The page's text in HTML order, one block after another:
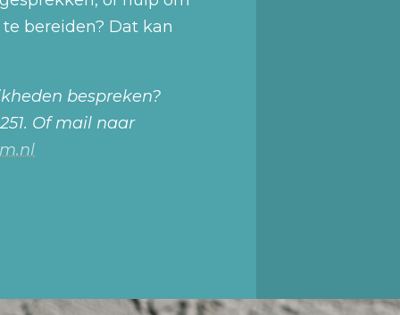
bereiden? Dat kan
bespreken?
Of mail naar